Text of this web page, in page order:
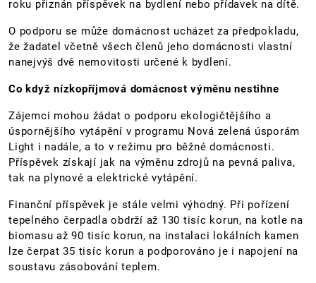
roku přiznán příspěvek na bydlení nebo přídavek na dítě.
O podporu se může domácnost ucházet za předpokladu,
že žadatel včetně všech členů jeho domácnosti vlastní
nanejvýš dvě nemovitosti určené k bydlení.
Co když nízkopříjmová domácnost výměnu nestihne
Zájemci mohou žádat o podporu ekologičtějšího a
úspornějšího vytápění v programu Nová zelená úsporám
Light i nadále, a to v režimu pro běžné domácnosti.
Příspěvek získají jak na výměnu zdrojů na pevná paliva,
tak na plynové a elektrické vytápění.
Finanční příspěvek je stále velmi výhodný. Při pořízení
tepelného čerpadla obdrží až 130 tisíc korun, na kotle na
biomasu až 90 tisíc korun, na instalaci lokálních kamen
lze čerpat 35 tisíc korun a podporováno je i napojení na
soustavu zásobování teplem.